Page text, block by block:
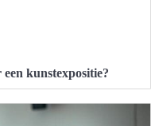
kunstexpositie?